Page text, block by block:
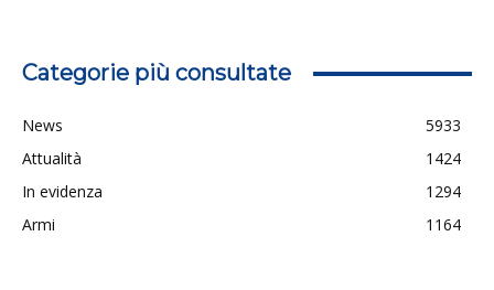
Categorie più consultate
News
5933
Attualità
1424
In evidenza
1294
Armi
1164